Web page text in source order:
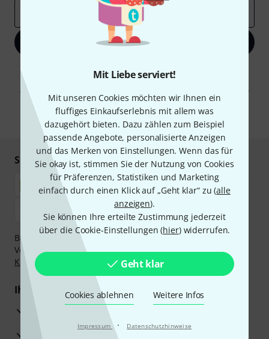
Mit Liebe serviert!
Mit unseren Cookies möchten wir Ihnen ein
fluffiges Einkaufserlebnis mit allem was
dazugehört bieten. Dazu zählen zum Beispiel
passende Angebote, personalisierte Anzeigen
und das Merken von Einstellungen. Wenn das für
Sie okay ist, stimmen Sie der Nutzung von Cookies
für Präferenzen, Statistiken und Marketing
einfach durch einen Klick auf „Geht klar“ zu (alle
anzeigen).
Sie können Ihre erteilte Zustimmung jederzeit
über die Cookie-Einstellungen (hier) widerrufen.
Geht klar
Cookies ablehnen Weitere Infos
Impressum · Datenschutzhinweise
Jetzt anmelden
Mit Klick auf „Jetzt anmelden“ stimmen Sie dem Erhalt von E-Mail-
Werbung und einer Messung des E-Mail-Nutzungsverhaltens zu. Die
Abmeldung ist jederzeit möglich. Weitere Informationen finden Sie in
unserenDatenschutzhinweisen.
* Pflichtfeld
Sicher einkaufen & bezahlen
Bezahlen Sie vertraulich und sicher per Nachnahme,
Vorkasse, PayPal, Amazon Pay,Klarna Sofort bezahlen
Klarna Ratenzahlung
oder Kreditkarte.
Ihre Vorteile
3 Jahre Thomann Garantie
30 Tage Money-Back-Garantie